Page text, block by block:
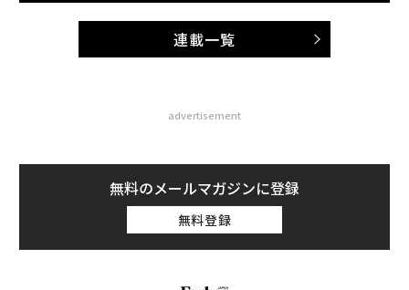
連載一覧
advertisement
無料のメールマガジンに登録
無料登録